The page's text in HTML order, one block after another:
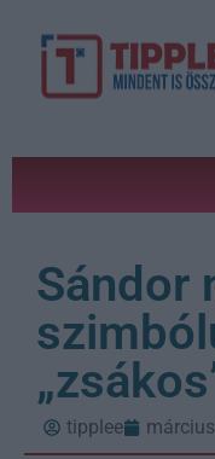
Sándor
tipplee